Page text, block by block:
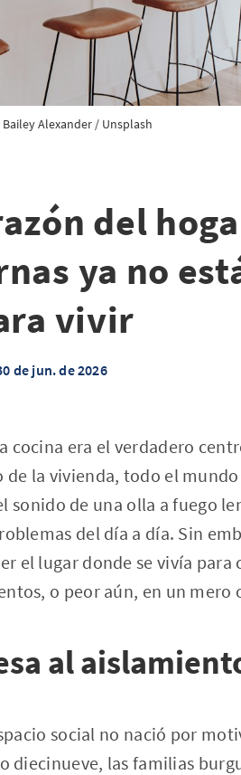
Bailey Alexander / Unsplash
del
ya no
vivir
de jun. de 2026
era el verdadero
la vivienda, todo el
de una olla a fuego
del día a día. Sin
el lugar donde se vivía
o peor aún, en un
al
social no nació por
diecinueve, las familias